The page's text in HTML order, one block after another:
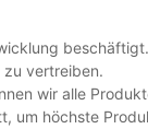
vertreiben.
wir alle
um höchste